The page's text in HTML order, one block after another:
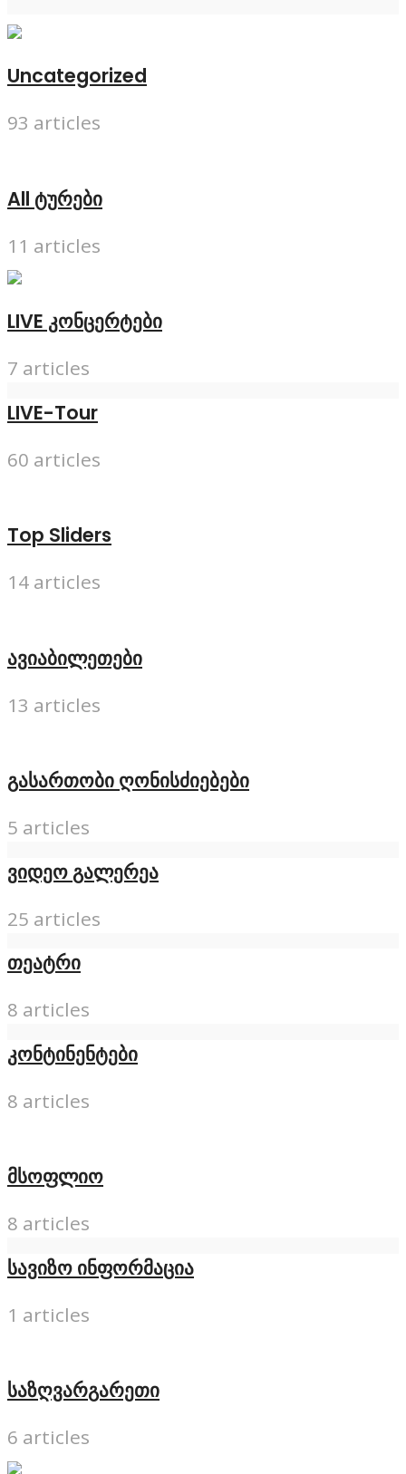
Uncategorized
93 articles
All ტურები
11 articles
LIVE კონცერტები
7 articles
LIVE-Tour
60 articles
Top Sliders
14 articles
ავიაბილეთები
13 articles
გასართობი ღონისძიებები
5 articles
ვიდეო გალერეა
25 articles
თეატრი
8 articles
კონტინენტები
8 articles
მსოფლიო
8 articles
სავიზო ინფორმაცია
1 articles
საზღვარგარეთი
6 articles